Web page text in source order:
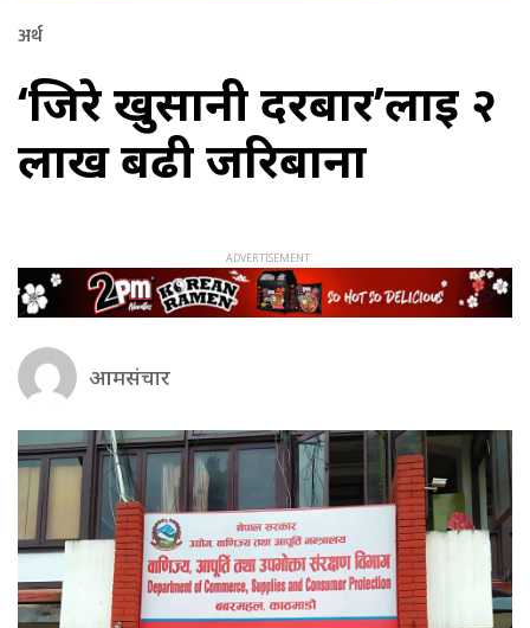
अर्थ
‘जिरे खुर्सानी दरबार’लाई २
लाख बढी जरिबाना
आमसंचार